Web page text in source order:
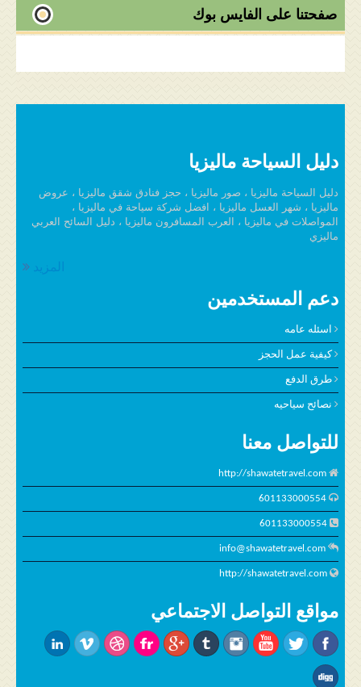
صفحتنا على الفايس بوك
دليل السياحة ماليزيا
دليل السياحة ماليزيا ، صور ماليزيا ، حجز فنادق شقق ماليزيا ، عروض
ماليزيا ، شهر العسل ماليزيا ، افضل شركة سياحة في ماليزيا ،
المواصلات في ماليزيا ، العرب المسافرون ماليزيا ، دليل السائح العربي
ماليزي
المزيد
دعم المستخدمين
اسئله عامه
كيفية عمل الحجز
طرق الدفع
نصائح سياحيه
للتواصل معنا
http://shawatetravel.com
601133000554
601133000554
info@shawatetravel.com
http://shawatetravel.com
مواقع التواصل الاجتماعي